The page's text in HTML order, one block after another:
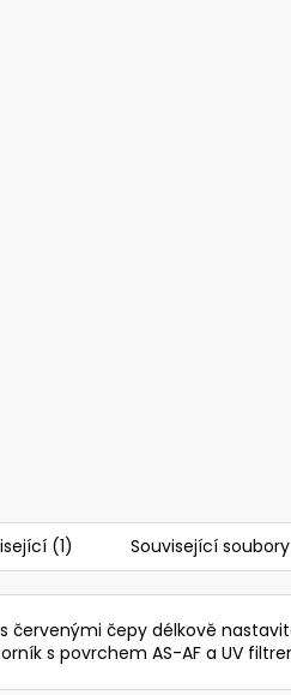
(1) Související soubory
červenými čepy délkově
s povrchem AS-AF a UV